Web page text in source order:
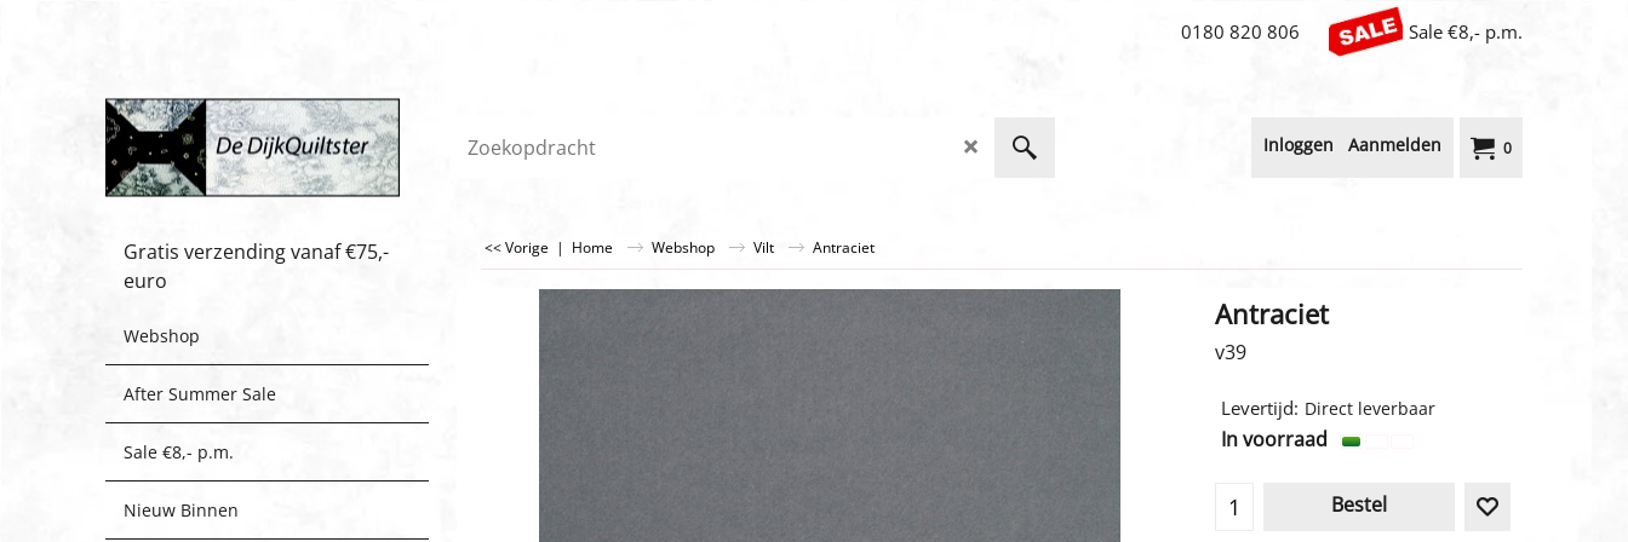
0180 820 806 Sale €8,- p.m.
0
Inloggen Aanmelden
Gratis verzending vanaf €75,-
euro
Webshop
After Summer Sale
Sale €8,- p.m.
Nieuw Binnen
<< Vorige | Home Webshop Vilt Antraciet
Antraciet
v39
€ 3.20 incl BTW
Levertijd: Direct leverbaar